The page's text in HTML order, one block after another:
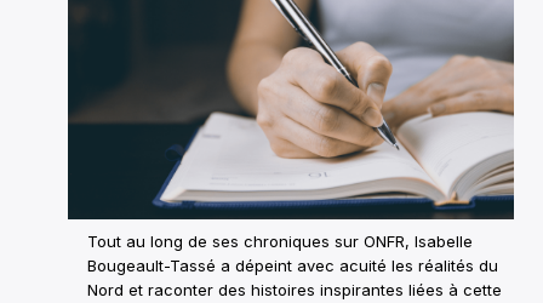
Tout au long de ses chroniques sur ONFR, Isabelle
Bougeault-Tassé a dépeint avec acuité les réalités du
Nord et raconter des histoires inspirantes liées à cette